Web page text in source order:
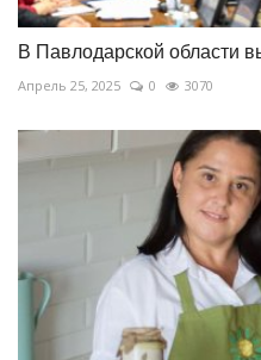
В Павлодарской области
Апрель 25, 2025 0 3070